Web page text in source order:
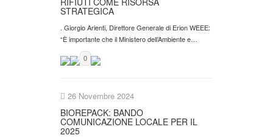
STRATEGICA
. Giorgio Arienti, Direttore Generale di Erion WEEE:
“È importante che il Ministero dell’Ambiente e…
0
26 Novembre 2024
BIOREPACK: BANDO
COMUNICAZIONE LOCALE PER IL
2025